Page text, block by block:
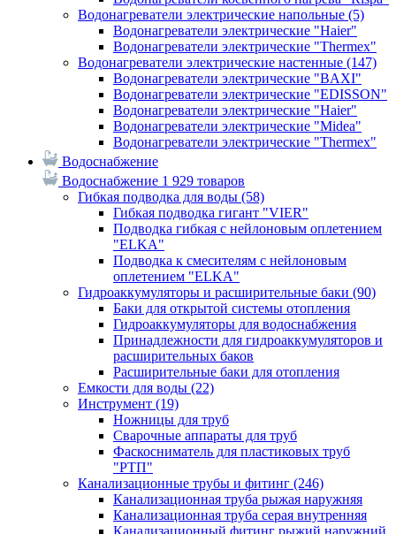
Водонагреватели электрические напольные (5)
Водонагреватели электрические "Haier"
Водонагреватели электрические "Thermex"
Водонагреватели электрические настенные (147)
Водонагреватели электрические "BAXI"
Водонагреватели электрические "EDISSON"
Водонагреватели электрические "Haier"
Водонагреватели электрические "Midea"
Водонагреватели электрические "Thermex"
Водоснабжение
Водоснабжение 1 929 товаров
Гибкая подводка для воды (58)
Гибкая подводка гигант "VIER"
Подводка гибкая с нейлоновым оплетением
"ELKA"
Подводка к смесителям с нейлоновым
оплетением "ELKA"
Гидроаккумуляторы и расширительные баки (90)
Баки для открытой системы отопления
Гидроаккумуляторы для водоснабжения
Принадлежности для гидроаккумуляторов и
расширительных баков
Расширительные баки для отопления
Емкости для воды (22)
Инструмент (19)
Ножницы для труб
Сварочные аппараты для труб
Фаскосниматель для пластиковых труб
"РТП"
Канализационные трубы и фитинг (246)
Канализационная труба рыжая наружняя
Канализационная труба серая внутренняя
Канализационный фитинг рыжий наружний